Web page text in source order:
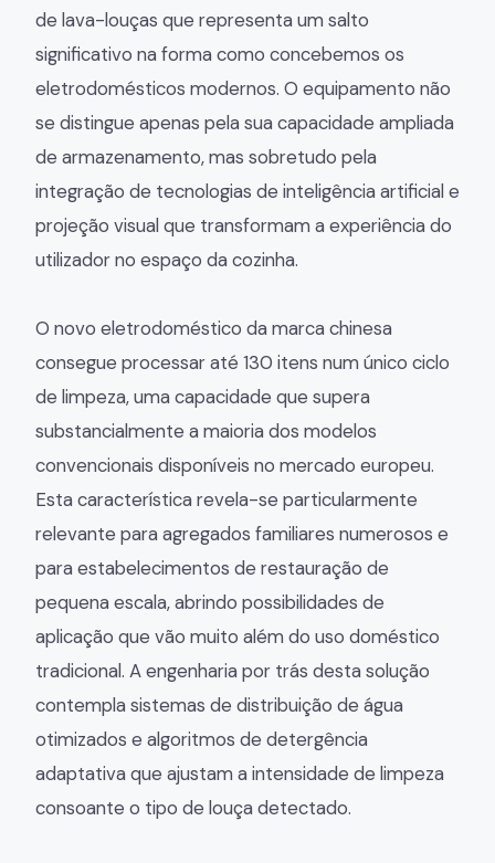
de lava-louças que representa um salto
significativo na forma como concebemos os
eletrodomésticos modernos. O equipamento não
se distingue apenas pela sua capacidade ampliada
de armazenamento, mas sobretudo pela
integração de tecnologias de inteligência artificial e
projeção visual que transformam a experiência do
utilizador no espaço da cozinha.
O novo eletrodoméstico da marca chinesa
consegue processar até 130 itens num único ciclo
de limpeza, uma capacidade que supera
substancialmente a maioria dos modelos
convencionais disponíveis no mercado europeu.
Esta característica revela-se particularmente
relevante para agregados familiares numerosos e
para estabelecimentos de restauração de
pequena escala, abrindo possibilidades de
aplicação que vão muito além do uso doméstico
tradicional. A engenharia por trás desta solução
contempla sistemas de distribuição de água
otimizados e algoritmos de detergência
adaptativa que ajustam a intensidade de limpeza
consoante o tipo de louça detectado.